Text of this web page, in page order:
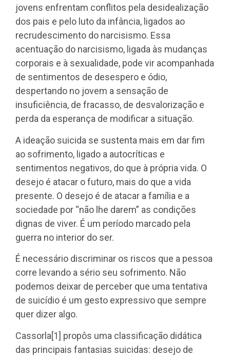
jovens enfrentam conflitos pela desidealização
dos pais e pelo luto da infância, ligados ao
recrudescimento do narcisismo. Essa
acentuação do narcisismo, ligada às mudanças
corporais e à sexualidade, pode vir acompanhada
de sentimentos de desespero e ódio,
despertando no jovem a sensação de
insuficiência, de fracasso, de desvalorização e
perda da esperança de modificar a situação.
A ideação suicida se sustenta mais em dar fim
ao sofrimento, ligado a autocríticas e
sentimentos negativos, do que à própria vida. O
desejo é atacar o futuro, mais do que a vida
presente. O desejo é de atacar a família e a
sociedade por “não lhe darem” as condições
dignas de viver. É um período marcado pela
guerra no interior do ser.
É necessário discriminar os riscos que a pessoa
corre levando a sério seu sofrimento. Não
podemos deixar de perceber que uma tentativa
de suicídio é um gesto expressivo que sempre
quer dizer algo.
Cassorla[1] propôs uma classificação didática
das principais fantasias suicidas: desejo de